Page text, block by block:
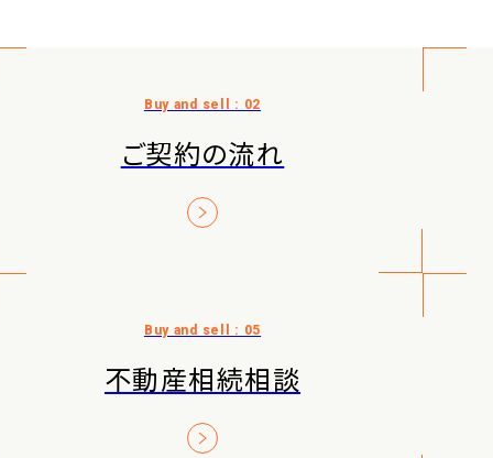
ご契約の流れ
不動産相続相談